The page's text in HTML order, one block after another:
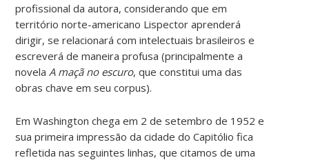
profissional da autora, considerando que em
território norte-americano Lispector aprenderá
dirigir, se relacionará com intelectuais brasileiros e
escreverá de maneira profusa (principalmente a
novela A maçã no escuro, que constitui uma das
obras chave em seu corpus).
Em Washington chega em 2 de setembro de 1952 e
sua primeira impressão da cidade do Capitólio fica
refletida nas seguintes linhas, que citamos de uma